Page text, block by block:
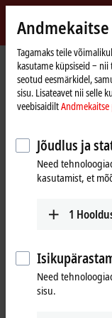
Beckhoff
-
New
Automation
Technology
Avaleht Ettevõte
TwinCAT/BSD: operating
Kui klõpsate nupul
privaatsussätteid;
sisu. Palun
Tagamaks teile
kasutame küpsiseid ‒
seotud eesmärkidel,
sisu. Lisateavet nii selle
veebisaidilt
Jõudlus ja
Need
kasutamist, et
1
Need
sisu.